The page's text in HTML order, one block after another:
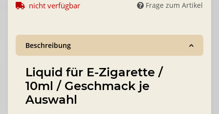
nicht verfügbar Frage zum Artikel
Beschreibung
Liquid für E-Zigarette /
10ml / Geschmack je
Auswahl